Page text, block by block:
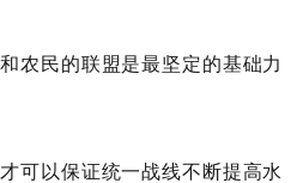
农民的联盟是最坚定的基础力
可以保证统一战线不断提高水